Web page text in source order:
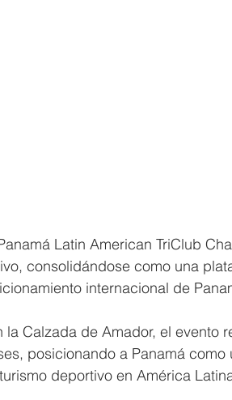
Latin American TriClub
consolidándose como una
internacional de
Calzada de Amador, el evento
posicionando a Panamá como
deportivo en América